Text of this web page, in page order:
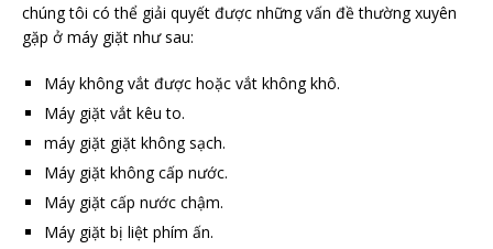
chúng tôi có thể giải quyết được những vấn đề thường xuyên
gặp ở máy giặt như sau:
Máy không vắt được hoặc vắt không khô.
Máy giặt vắt kêu to.
máy giặt giặt không sạch.
Máy giặt không cấp nước.
Máy giặt cấp nước chậm.
Máy giặt bị liệt phím ấn.